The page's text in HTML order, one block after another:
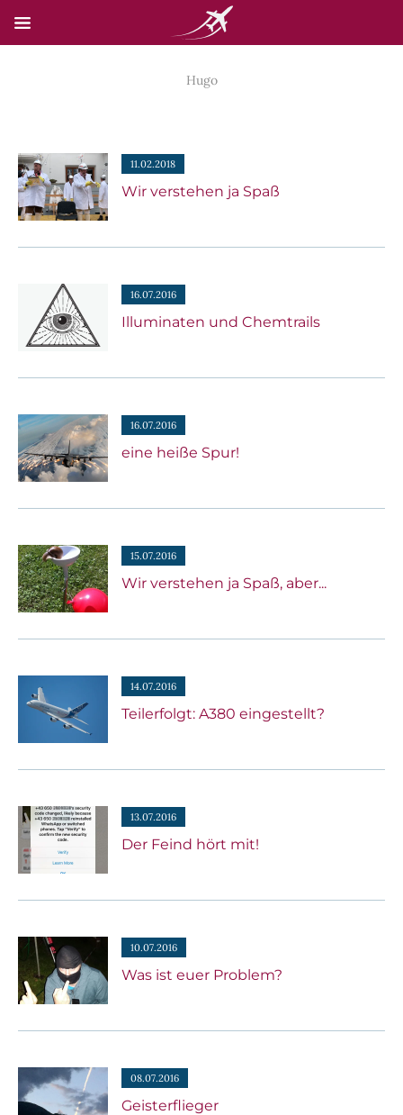
SKYSCAN
TECHNIK
KONTAKT
Hugo
11.02.2018
Wir verstehen ja Spaß
16.07.2016
Illuminaten und Chemtrails
16.07.2016
eine heiße Spur!
15.07.2016
Wir verstehen ja Spaß, aber...
14.07.2016
Teilerfolgt: A380 eingestellt?
13.07.2016
Der Feind hört mit!
10.07.2016
Was ist euer Problem?
08.07.2016
Geisterflieger